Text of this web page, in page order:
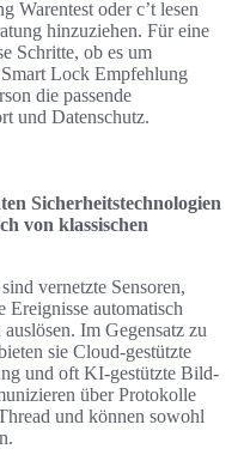
Warentest oder c’t lesen
hinzuziehen. Für eine
Schritte, ob es um
Lock Empfehlung
die passende
und Datenschutz.
Sicherheitstechnologien
von klassischen
vernetzte Sensoren,
automatisch
Im Gegensatz zu
sie Cloud-gestützte
und oft KI-gestützte Bild-
über Protokolle
und können sowohl